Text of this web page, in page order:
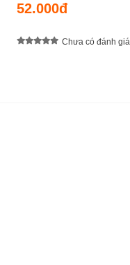
52.000đ
Chưa có đánh giá